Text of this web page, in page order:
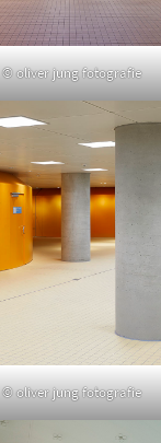
© oliver jung fotografie
© oliver jung fotografie